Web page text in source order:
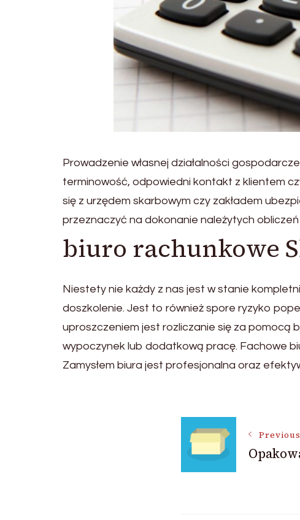
Prowadzenie własnej działalności
terminowość, odpowiedni kontakt z klientem
się z urzędem skarbowym czy zakładem
przeznaczyć na dokonanie należytych
biuro rachunkowe
Niestety nie każdy z nas jest w stanie
doszkolenie. Jest to również spore ryzyko
uproszczeniem jest rozliczanie się za
wypoczynek lub dodatkową pracę. Fachowe
Zamysłem biura jest profesjonalna oraz
Post